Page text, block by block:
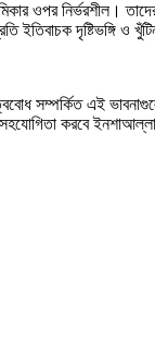
ওপর নির্ভরশীল।
দৃষ্টিভঙ্গি ও
সম্পর্কিত এই
সহযোগিতা করবে